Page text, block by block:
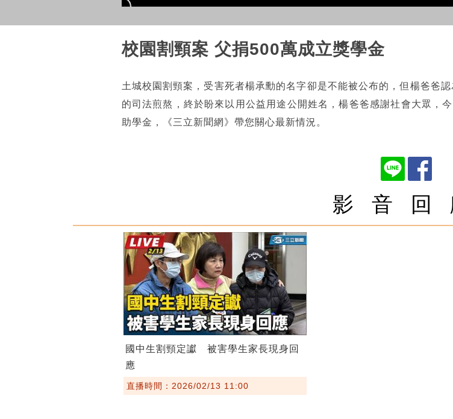
校園割頸案 父捐500萬成立獎學金
土城校園割頸案，受害死者楊承勳的名字卻是不能被公布的，但楊爸爸
的司法煎熬，終於盼來以用公益用途公開姓名，楊爸爸感謝社會大眾，
助學金，《三立新聞網》帶您關心最新情況。
影 音 回
國中生割頸定讞 被害學生家長現身回
應
直播時間：2026/02/13 11:00